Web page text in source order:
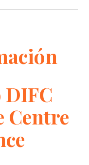
DIFC
Centre